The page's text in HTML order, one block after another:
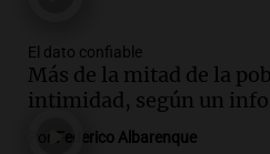
Audio.Trump acusa
perjudicar la
y defiende sus
Panorama Federal
El dato confiable
Más de la mitad de la
intimidad, según un
Federico Albarenque